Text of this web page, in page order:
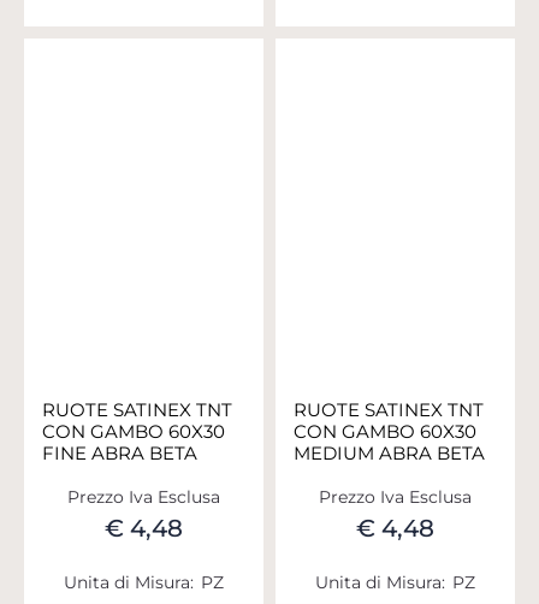
RUOTE SATINEX TNT
CON GAMBO 60X30
FINE ABRA BETA
Prezzo Iva Esclusa
€ 4,48
Unita di Misura: PZ
RUOTE SATINEX TNT
CON GAMBO 60X30
MEDIUM ABRA BETA
Prezzo Iva Esclusa
€ 4,48
Unita di Misura: PZ